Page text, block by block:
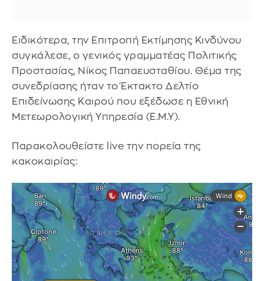
Ειδικότερα, την Επιτροπή Εκτίμησης Κινδύνου
συγκάλεσε, ο γενικός γραμματέας Πολιτικής
Προστασίας, Νίκος Παπαευσταθίου. Θέμα της
συνεδρίασης ήταν το Έκτακτο Δελτίο
Επιδείνωσης Καιρού που εξέδωσε η Εθνική
Μετεωρολογική Υπηρεσία (Ε.Μ.Υ).
Παρακολουθείστε live την πορεία της
κακοκαιρίας: